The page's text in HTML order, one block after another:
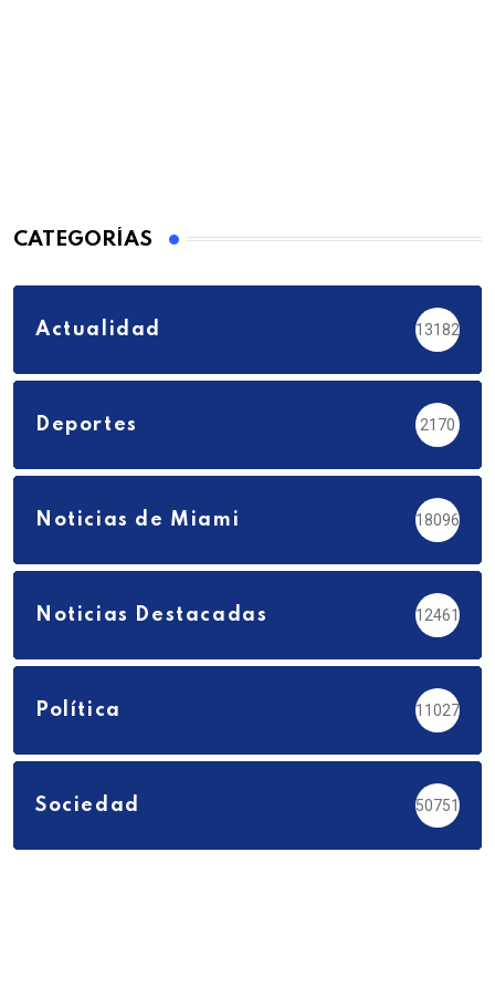
CATEGORÍAS
Actualidad 13182
Deportes 2170
Noticias de Miami 18096
Noticias Destacadas 12461
Política 11027
Sociedad 50751